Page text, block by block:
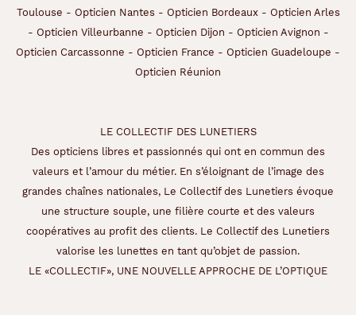
Toulouse - Opticien Nantes - Opticien Bordeaux- Opticien Arles
- Opticien Villeurbanne - Opticien Dijon - Opticien Avignon -
Opticien Carcassonne - Opticien France - Opticien Guadeloupe -
Opticien Réunion
LE COLLECTIF DES LUNETIERS
Des opticiens libres et passionnés qui ont en commun des
valeurs et l’amour du métier. En s’éloignant de l’image des
grandes chaînes nationales, Le Collectif des Lunetiers évoque
une structure souple, une filière courte et des valeurs
coopératives au profit des clients. Le Collectif des Lunetiers
valorise les lunettes en tant qu’objet de passion.
LE «COLLECTIF», UNE NOUVELLE APPROCHE DE L’OPTIQUE